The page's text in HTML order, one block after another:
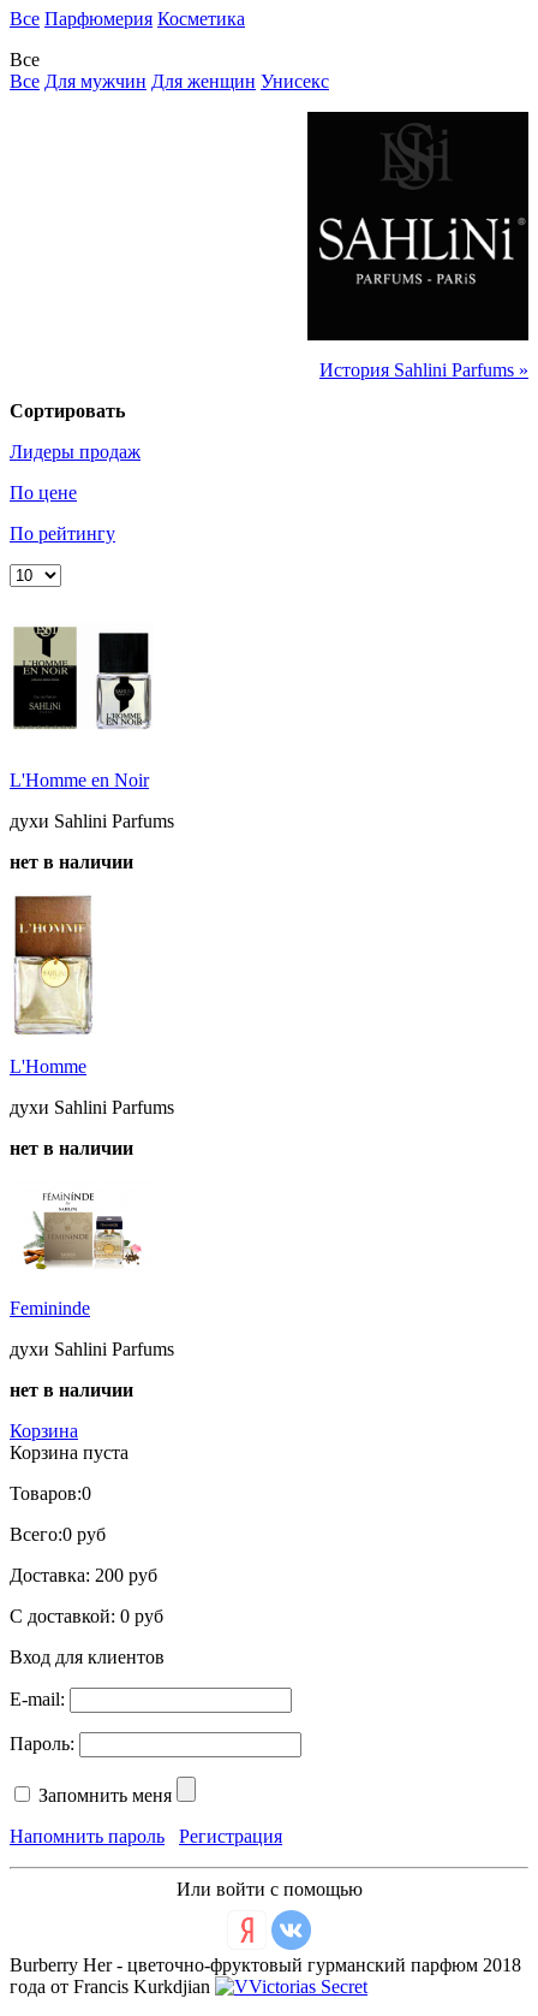
Все Парфюмерия Косметика
Все
Все Для мужчин Для женщин Унисекс
История Sahlini Parfums »
Сортировать
Лидеры продаж
По цене
По рейтингу
L'Homme en Noir
духи Sahlini Parfums
нет в наличии
L'Homme
духи Sahlini Parfums
нет в наличии
Femininde
духи Sahlini Parfums
нет в наличии
Корзина
Корзина пуста
Товаров:0
Всего:0 руб
Доставка: 200 руб
С доставкой: 0 руб
Вход для клиентов
E-mail:
Пароль:
Запомнить меня
Напомнить пароль
Регистрация
Или войти с помощью
Burberry Her - цветочно-фруктовый гурманский парфюм 2018
года от Francis Kurkdjian